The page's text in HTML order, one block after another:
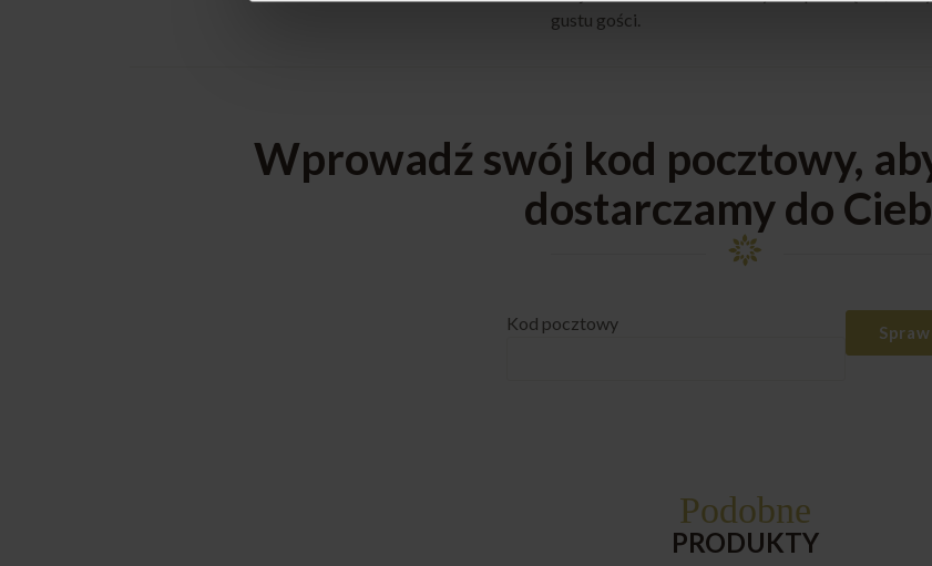
gustu gości.
Wprowadź swój kod pocztowy,
dostarczamy do
Kod pocztowy
Podobne
PRODUKTY